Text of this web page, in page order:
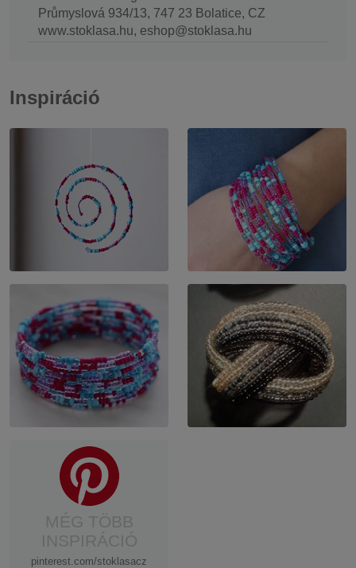
Průmyslová 934/13, 747 23 Bolatice, CZ
www.stoklasa.hu, eshop@stoklasa.hu
Inspiráció
pinterest.com/stoklasacz